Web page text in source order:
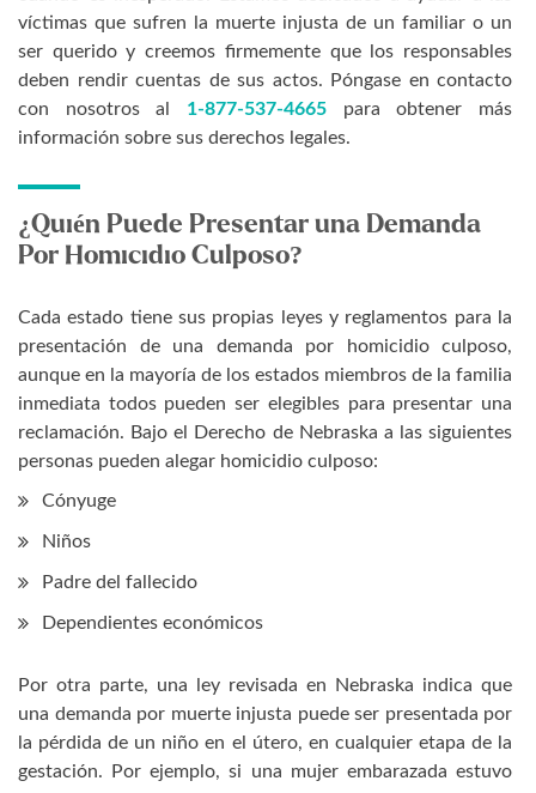
víctimas que sufren la muerte injusta de un familiar o un
ser querido y creemos firmemente que los responsables
deben rendir cuentas de sus actos. Póngase en contacto
con nosotros al 1-877-537-4665 para obtener más
información sobre sus derechos legales.
¿Quién Puede Presentar una Demanda
Por Homicidio Culposo?
Cada estado tiene sus propias leyes y reglamentos para la
presentación de una demanda por homicidio culposo,
aunque en la mayoría de los estados miembros de la familia
inmediata todos pueden ser elegibles para presentar una
reclamación. Bajo el Derecho de Nebraska a las siguientes
personas pueden alegar homicidio culposo:
Cónyuge
Niños
Padre del fallecido
Dependientes económicos
Por otra parte, una ley revisada en Nebraska indica que
una demanda por muerte injusta puede ser presentada por
la pérdida de un niño en el útero, en cualquier etapa de la
gestación. Por ejemplo, si una mujer embarazada estuvo